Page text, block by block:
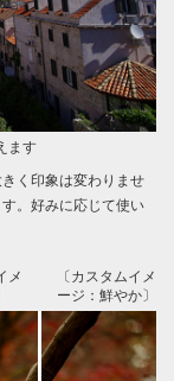
ます
く印象は変わりませ
。好みに応じて使い
メ
〔カスタムイメ
ージ：鮮やか〕